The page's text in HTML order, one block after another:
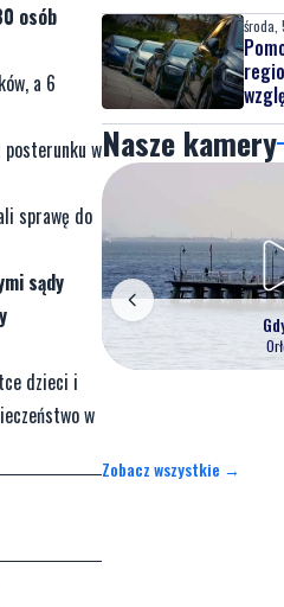
osób
a 6
w
sprawę do
sądy
dzieci i
w
środa,
Nasze kamery
Zobacz wszystkie →